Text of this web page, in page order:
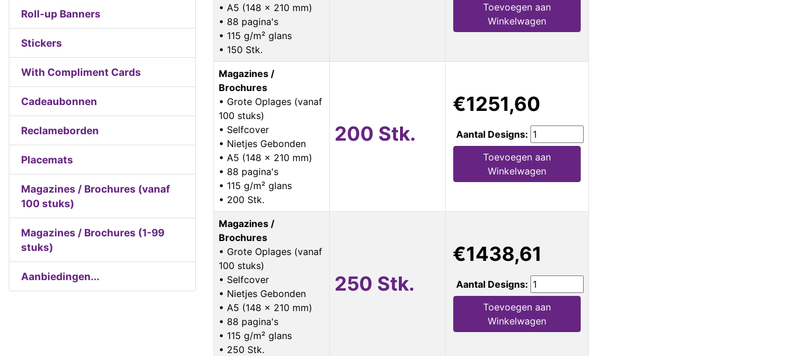
Roll-up Banners
Stickers
With Compliment Cards
Cadeaubonnen
Reclameborden
Placemats
Magazines / Brochures (vanaf
100 stuks)
Magazines / Brochures (1-99
stuks)
Aanbiedingen...
• A5 (148 x 210 mm)
• 88 pagina's
• 115 g/m² glans
• 150 Stk.
Toevoegen aan
Winkelwagen
Magazines /
Brochures
• Grote Oplages (vanaf
100 stuks)
• Selfcover
• Nietjes Gebonden
• A5 (148 x 210 mm)
• 88 pagina's
• 115 g/m² glans
• 200 Stk.
200 Stk.
€1251,60
Aantal Designs:
Toevoegen aan
Winkelwagen
Magazines /
Brochures
• Grote Oplages (vanaf
100 stuks)
• Selfcover
• Nietjes Gebonden
• A5 (148 x 210 mm)
• 88 pagina's
• 115 g/m² glans
• 250 Stk.
250 Stk.
€1438,61
Aantal Designs:
Toevoegen aan
Winkelwagen